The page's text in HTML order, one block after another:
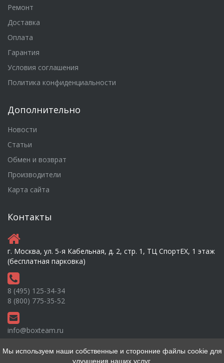
Ремонт
Доставка
Оплата
Гарантия
Условия соглашения
Политика конфиденциальности
Дополнительно
Новости
Статьи
Обмен и возврат
Производители
Карта сайта
Контакты
г. Москва, ул. 5-я Кабельная, д. 2, стр. 1, ТЦ СпортEX, 1 этаж
(бесплатная парковка)
8 (495) 125-34-34
8 (800) 775-35-52
info@boxteam.ru
Мы используем наши собственные и сторонние файлы cookie для
улучшения наших услуг.